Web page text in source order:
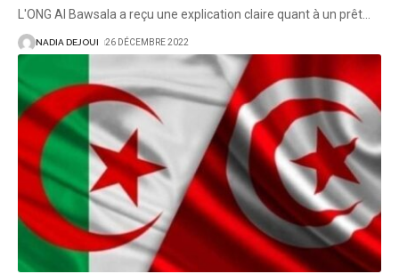
L'ONG Al Bawsala a reçu une explication claire quant à un prêt
NADIA DEJOUI 26 DÉCEMBRE 2022